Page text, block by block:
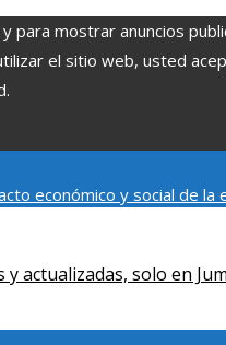
mostrar anuncios
el sitio web, usted
económico y social de
actualizadas, solo en